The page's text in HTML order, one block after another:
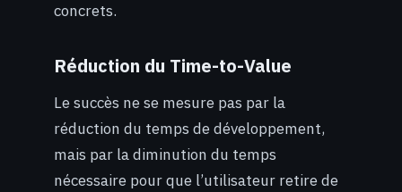
concrets.
Réduction du Time-to-Value
Le succès ne se mesure pas par la
réduction du temps de développement,
mais par la diminution du temps
nécessaire pour que l’utilisateur retire de